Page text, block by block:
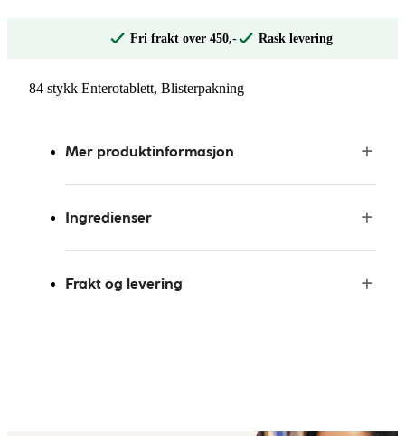
Fri frakt over 450,- Rask levering
84 stykk Enterotablett, Blisterpakning
Mer produktinformasjon
Ingredienser
Frakt og levering